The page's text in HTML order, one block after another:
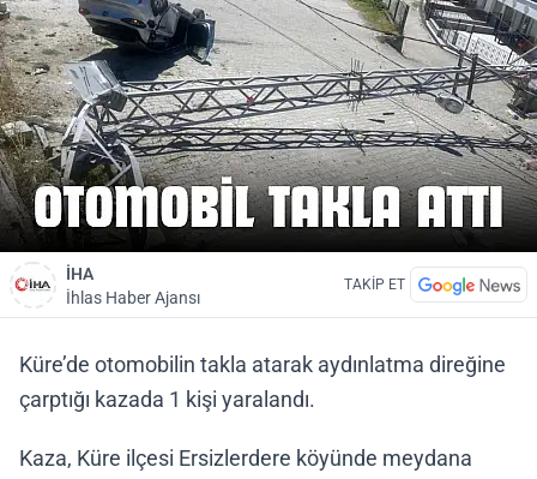
İHA
İhlas Haber Ajansı
TAKİP ET
Küre’de otomobilin takla atarak aydınlatma direğine
çarptığı kazada 1 kişi yaralandı.
Kaza, Küre ilçesi Ersizlerdere köyünde meydana